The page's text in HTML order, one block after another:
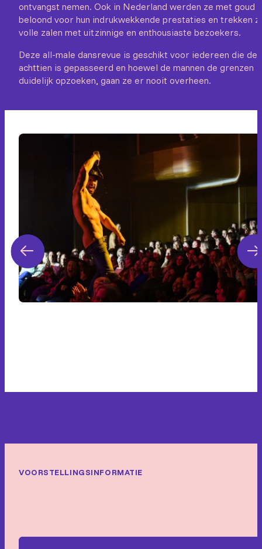
ontvangst nemen. Ook in Nederland werden ze met goud
beloond voor hun indrukwekkende prestaties en trekken
volle zalen met uitzinnige en enthousiaste bezoekers.
Deze all-male dansrevue is geschikt voor iedereen die de
achttien is gepasseerd en hoewel de mannen de grenzen
duidelijk opzoeken, gaan ze er nooit overheen.
VOORSTELLINGSINFORMATIE